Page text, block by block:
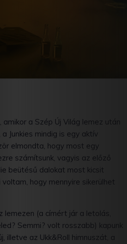
a Szép Új Világ lemez után
Junkies mindig is egy aktív
elmondta, hogy most egy
számítsunk, vagyis az előző
beütésű dalokat most kicsit
hogy mennyire sikerülhet
lemezen (a címért jár a letolás,
Semmi? volt rosszabb) kapunk
illetve az Ukk&Roll himnuszát, a